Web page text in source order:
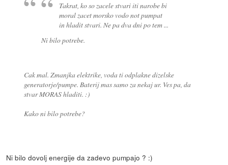
Takrat, ko so zacele stvari iti narobe bi
moral zacet morsko vodo not pumpat
in hladit stvari. Ne pa dva dni po tem ...
Ni bilo potrebe.
Cak mal. Zmanjka elektrike, voda ti odplakne dizelske
generatorje/pumpe. Baterij mas samo za nekaj ur. Ves pa, da
stvar MORAS hladiti. :)
Kako ni bilo potrebe?
Ni bilo dovolj energije da zadevo pumpajo ? :)